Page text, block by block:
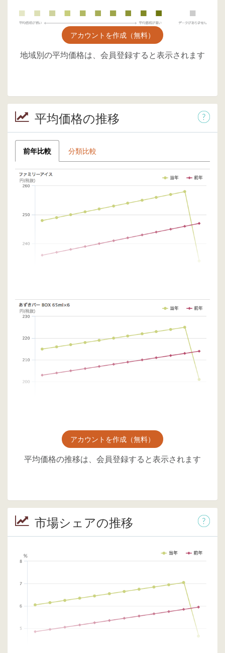
アカウントを作成（無料）
地域別の平均価格は、会員登録すると表示されます
平均価格の推移
前年比較 分類比較
アカウントを作成（無料）
平均価格の推移は、会員登録すると表示されます
市場シェアの推移